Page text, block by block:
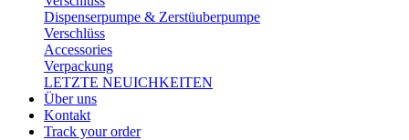
Dispenserpumpe & Zerstüuberpumpe
Verschlüss
Accessories
Verpackung
LETZTE NEUICHKEITEN
Über uns
Kontakt
Track your order